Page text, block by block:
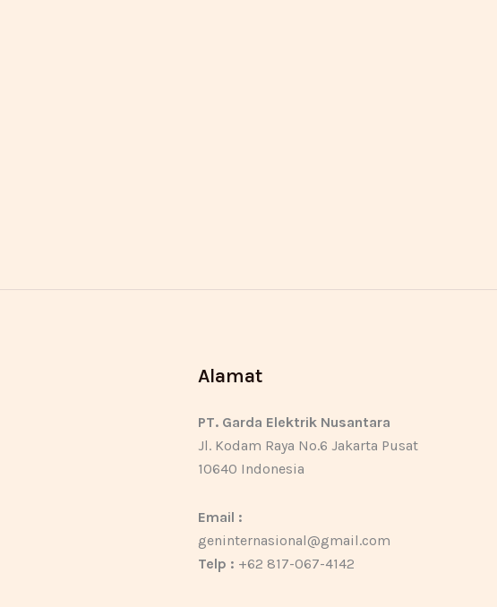
Alamat
PT. Garda Elektrik Nusantara
Jl. Kodam Raya No.6 Jakarta Pusat
10640 Indonesia
Email :
geninternasional@gmail.com
Telp : +62 817-067-4142